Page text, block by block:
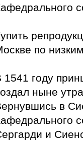
по
1541 году
ныне
в
и